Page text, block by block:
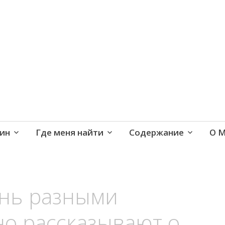
Где меня найти Содержание О
разными